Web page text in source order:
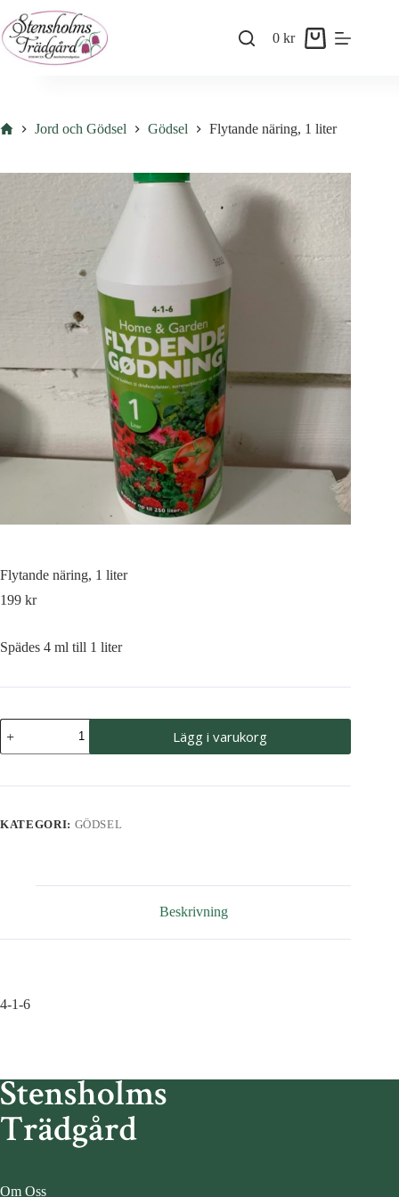
to
content
Shopping
0kr
HemJord och Gödsel Gödsel Flytande näring, 1 liter
Flytande näring, 1 liter
199 kr
Spädes 4 ml till 1 liter
Flytande
näring,
1
mängd
Lägg i varukorg
KATEGORI: GÖDSEL
Beskrivning
4-1-6
Om Oss